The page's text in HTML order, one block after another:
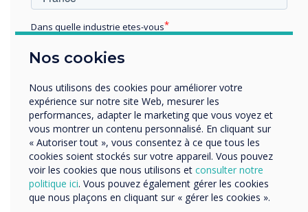
Revue de la fin de l'année de Clevevertouch
2021 avec John Ginty
Nos cookies
Nous utilisons des cookies pour améliorer votre
expérience sur notre site Web, mesurer les
performances, adapter le marketing que vous voyez et
vous montrer un contenu personnalisé. En cliquant sur
« Autoriser tout », vous consentez à ce que tous les
cookies soient stockés sur votre appareil. Vous pouvez
voir les cookies que nous utilisons et consulter notre
politique ici. Vous pouvez également gérer les cookies
que nous plaçons en cliquant sur « gérer les cookies ».
Dans quelle industrie etes-vous
Enterprise
Organisation Name
Nous aimerions vous contacter au sujet de nos produits
et services par e-mail, téléphone ou courrier.
J'accepte de recevoir des communications de
Clevertouch.